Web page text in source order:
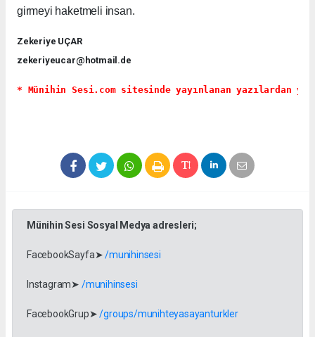
girmeyi haketmeli insan.
Zekeriye UÇAR
zekeriyeucar@hotmail.de
* Münihin Sesi.com sitesinde yayınlanan yazılardan
Münihin Sesi Sosyal Medya adresleri;
FacebookSayfa➤/munihinsesi
Instagram➤ /munihinsesi
FacebookGrup➤/groups/munihteyasayanturkler